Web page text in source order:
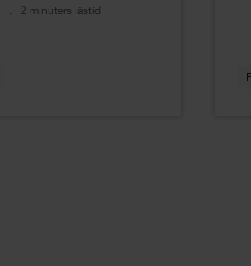
2 minuters lästid